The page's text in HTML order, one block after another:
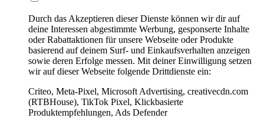
Durch das Akzeptieren dieser Dienste können wir dir auf
deine Interessen abgestimmte Werbung, gesponserte Inhalte
oder Rabattaktionen für unsere Webseite oder Produkte
basierend auf deinem Surf- und Einkaufsverhalten anzeigen
sowie deren Erfolge messen. Mit deiner Einwilligung setzen
wir auf dieser Webseite folgende Drittdienste ein:
Criteo, Meta-Pixel, Microsoft Advertising, creativecdn.com
(RTBHouse), TikTok Pixel, Klickbasierte
Produktempfehlungen, Ads Defender